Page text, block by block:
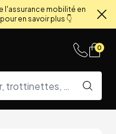
l'assurance mobilité en
en savoir plus 👇
0